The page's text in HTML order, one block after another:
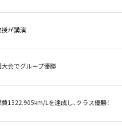
が講演
会でグループ優勝
1522.905km/Lを達成し、クラス優勝！